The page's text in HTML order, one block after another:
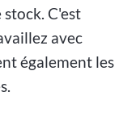
C'est
avec
également les